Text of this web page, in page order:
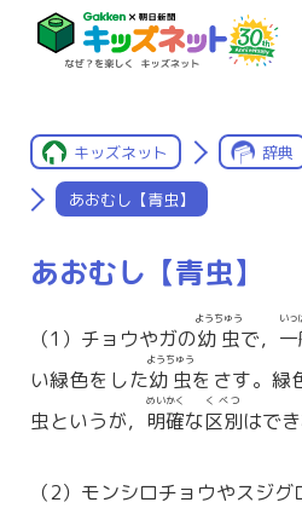
キッズネット 辞典
あおむし【青虫】
あおむし【青虫】
（1）チョウやガの幼虫
ようちゅう
で，
いっ
い緑色をした幼虫
ようちゅう
をさす。緑
虫というが， 明確
めいかく
な区別
くべつ
はでき
（2）モンシロチョウやスジ